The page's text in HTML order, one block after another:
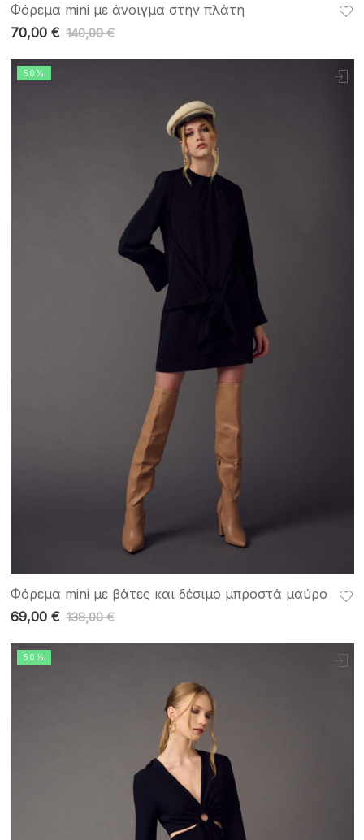
Φόρεμα mini με άνοιγμα στην πλάτη
140,00€
70,00 €
50%
Φόρεμα mini με βάτες και δέσιμο μπροστά μαύρο
138,00€
69,00 €
50%